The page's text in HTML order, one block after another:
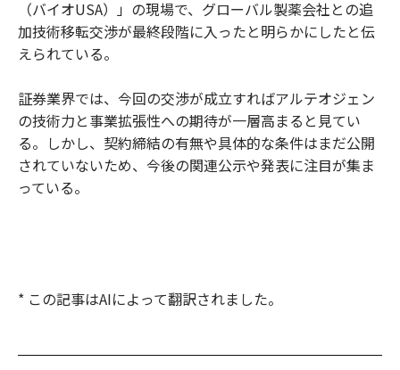
（バイオUSA）」の現場で、グローバル製薬会社との追
加技術移転交渉が最終段階に入ったと明らかにしたと伝
えられている。
証券業界では、今回の交渉が成立すればアルテオジェン
の技術力と事業拡張性への期待が一層高まると見てい
る。しかし、契約締結の有無や具体的な条件はまだ公開
されていないため、今後の関連公示や発表に注目が集ま
っている。
* この記事はAIによって翻訳されました。